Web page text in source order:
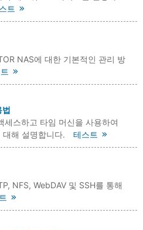
트
NAS에 대한 기본적인 관리 방
법
스하고 타임 머신을 사용하여
해 설명합니다.
테스트
NFS, WebDAV 및 SSH를 통해